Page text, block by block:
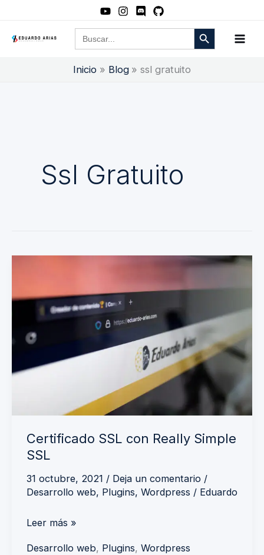
contenido
Buscar: Botón de búsqueda
Inicio Blog ssl gratuito
Ssl Gratuito
Certificado SSL con Really Simple
SSL
31 octubre, 2021 / Deja un comentario /
Desarrollo web, Plugins, Wordpress / Eduardo
con
Really
Simple
Leer más »
Desarrollo web, Plugins, Wordpress